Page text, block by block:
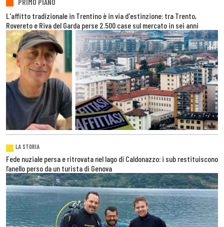
L'affitto tradizionale in Trentino è in via d'estinzione: tra Trento,
Rovereto e Riva del Garda perse 2.500 case sul mercato in sei anni
LA STORIA
Fede nuziale persa e ritrovata nel lago di Caldonazzo: i sub restituiscono
l’anello perso da un turista di Genova